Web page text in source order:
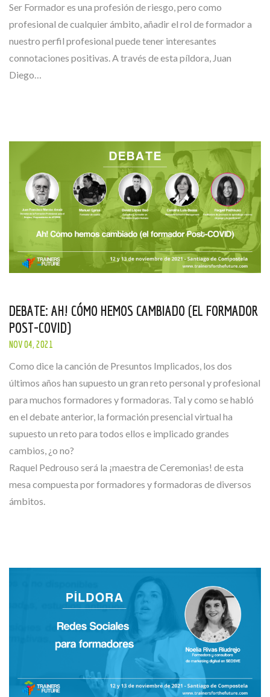
Ser Formador es una profesión de riesgo, pero como
profesional de cualquier ámbito, añadir el rol de formador a
nuestro perfil profesional puede tener interesantes
connotaciones positivas. A través de esta píldora, Juan
Diego…
DEBATE: AH! CÓMO HEMOS CAMBIADO (EL FORMADOR
POST-COVID)
NOV 04, 2021
Como dice la canción de Presuntos Implicados, los dos
últimos años han supuesto un gran reto personal y profesional
para muchos formadores y formadoras. Tal y como se habló
en el debate anterior, la formación presencial virtual ha
supuesto un reto para todos ellos e implicado grandes
cambios, ¿o no?
Raquel Pedrouso será la ¡maestra de Ceremonias! de esta
mesa compuesta por formadores y formadoras de diversos
ámbitos.